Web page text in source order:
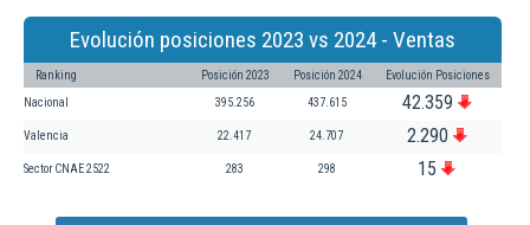
Evolución posiciones 2023 vs 2024 - Ventas
Ranking Posición 2023 Posición 2024 Evolución Posiciones
Nacional 395.256 437.615 42.359
Valencia 22.417 24.707 2.290
Sector CNAE 2522 283 298 15